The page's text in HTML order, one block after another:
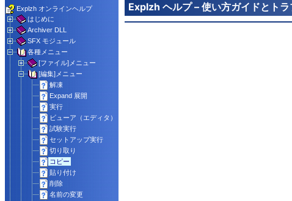
Explzh オンラインヘルプ
はじめに
Archiver DLL
SFX モジュール
各種メニュー
[ファイル]メニュー
[編集]メニュー
解凍
Expand 展開
実行
ビューア（エディタ）
試験実行
セットアップ実行
切り取り
コピー
貼り付け
削除
名前の変更
Explzh ヘルプ – 使い方ガイドとト